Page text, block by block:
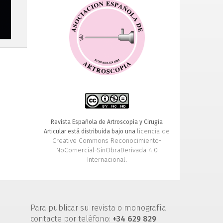
Revista Española de Artroscopia y Cirugía
Articular está distribuida bajo una licencia de
Creative Commons Reconocimiento-
NoComercial-SinObraDerivada 4.0
Internacional.
Para publicar su revista o monografía
contacte por teléfono: +34 629 829